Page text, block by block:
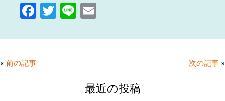
F
c
e
T
itt
Li
e
E
ai
« 前の記事 次の記事 »
最近の投稿